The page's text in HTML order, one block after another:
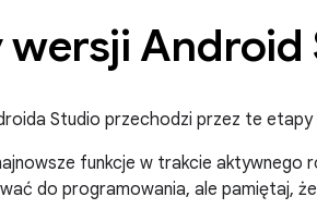
wersji Android
Studio przechodzi przez te etapy
funkcje w trakcie aktywnego
do programowania, ale pamiętaj,